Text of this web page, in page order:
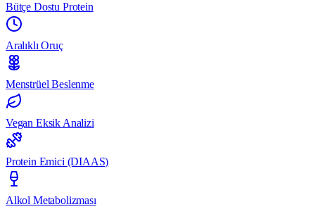
Bütçe Dostu Protein
Aralıklı Oruç
Menstrüel Beslenme
Vegan Eksik Analizi
Protein Emici (DIAAS)
Alkol Metabolizması